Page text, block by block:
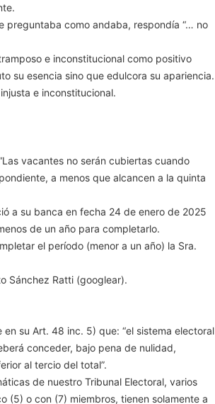
preguntaba como andaba, respondía “… no
e inconstitucional como positivo
su esencia sino que edulcora su apariencia.
e inconstitucional.
vacantes no serán cubiertas cuando
a menos que alcancen a la quinta
a su banca en fecha 24 de enero de 2025
de un año para completarlo.
el período (menor a un año) la Sra.
Sánchez Ratti (googlear).
su Art. 48 inc. 5) que: “el sistema electoral
conceder, bajo pena de nulidad,
al tercio del total”.
de nuestro Tribunal Electoral, varios
(5) o con (7) miembros, tienen solamente a